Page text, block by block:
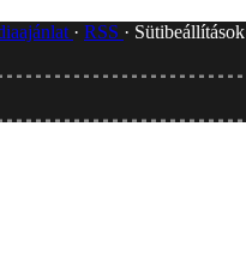
RSS
Sütibeállítások